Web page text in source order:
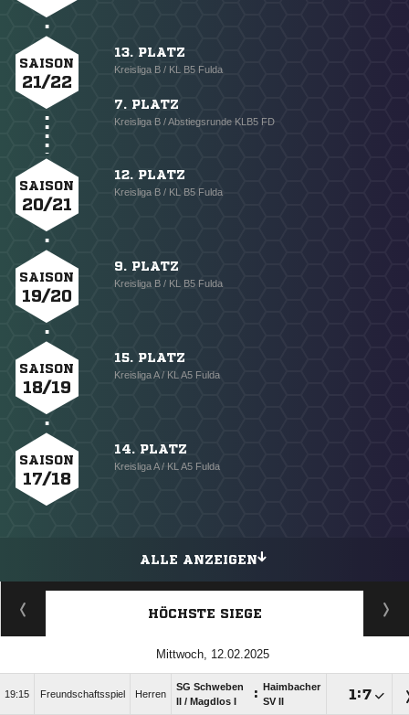
SAISON
21/22
13. PLATZ
Kreisliga B / KL B5 Fulda
7. PLATZ
Kreisliga B / Abstiegsrunde KLB5 FD
SAISON
20/21
12. PLATZ
Kreisliga B / KL B5 Fulda
SAISON
19/20
9. PLATZ
Kreisliga B / KL B5 Fulda
SAISON
18/19
15. PLATZ
Kreisliga A / KL A5 Fulda
SAISON
17/18
14. PLATZ
Kreisliga A / KL A5 Fulda
ALLE ANZEIGEN
HÖCHSTE SIEGE
Mittwoch, 12.02.2025
19:15 Freundschaftsspiel Herren
SG Schweben
II /​ Magdlos I
:
Haimbacher
SV II
: